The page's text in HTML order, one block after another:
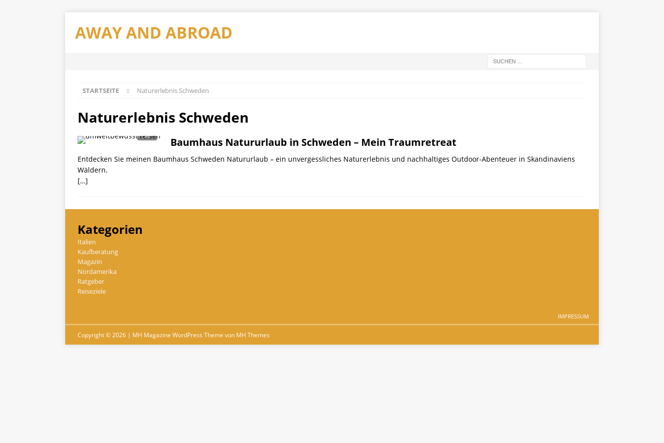
AWAY AND ABROAD
STARTSEITE Naturerlebnis Schweden
Naturerlebnis Schweden
Baumhaus Natururlaub in Schweden – Mein Traumretreat
Entdecken Sie meinen Baumhaus Schweden Natururlaub – ein unvergessliches Naturerlebnis und nachhaltiges Outdoor-Abenteuer in Skandinaviens
Wäldern.
[…]
Kategorien
Italien
Kaufberatung
Magazin
Nordamerika
Ratgeber
Reiseziele
IMPRESSUM
Copyright © 2026 | MH Magazine WordPress Theme von MH Themes